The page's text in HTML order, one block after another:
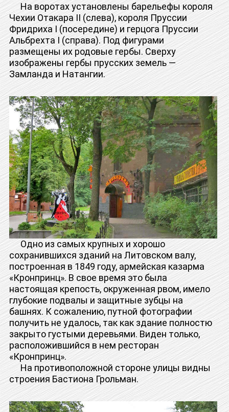
На воротах установлены барельефы короля
Чехии Отакара II (слева), короля Пруссии
Фридриха I (посередине) и герцога Пруссии
Альбрехта I (справа). Под фигурами
размещены их родовые гербы. Сверху
изображены гербы прусских земель —
Замланда и Натангии.
Одно из самых крупных и хорошо
сохранившихся зданий на Литовском валу,
построенная в 1849 году, армейская казарма
«Кронпринц». В свое время это была
настоящая крепость, окруженная рвом, имело
глубокие подвалы и защитные зубцы на
башнях. К сожалению, путной фотографии
получить не удалось, так как здание полностю
закрыто густыми деревьями. Виден только,
расположившийся в нем ресторан
«Кронпринц».
На противоположной стороне улицы видны
строения Бастиона Грольман.